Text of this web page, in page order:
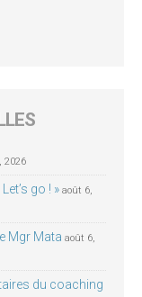
2026
go ! » août 6,
Mgr Mata août 6,
du coaching